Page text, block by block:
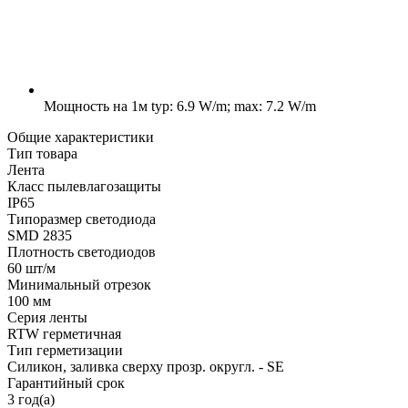
Мощность на 1м typ: 6.9 W/m; max: 7.2 W/m
Общие характеристики
Тип товара
Лента
Класс пылевлагозащиты
IP65
Типоразмер светодиода
SMD 2835
Плотность светодиодов
60 шт/м
Минимальный отрезок
100 мм
Серия ленты
RTW герметичная
Тип герметизации
Силикон, заливка сверху прозр. округл. - SE
Гарантийный срок
3 год(а)